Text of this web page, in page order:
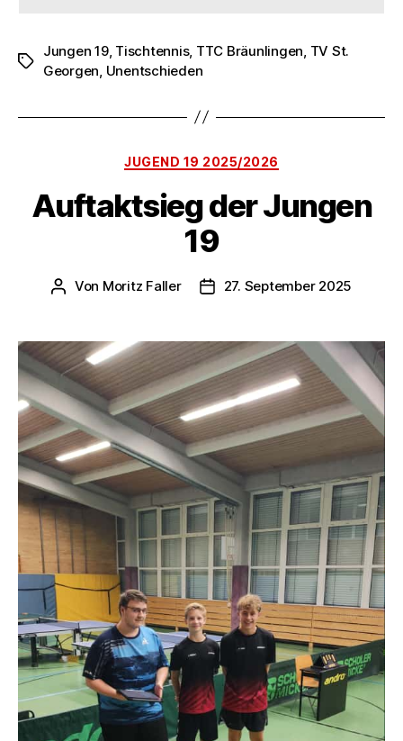
Schlagwörter
Jungen 19, Tischtennis, TTC Bräunlingen, TV St.
Georgen, Unentschieden
Kategorien
JUGEND 19 2025/2026
Auftaktsieg der Jungen
19
Beitragsautor
Von Moritz Faller Veröffentlichungsdatum
27. September 2025